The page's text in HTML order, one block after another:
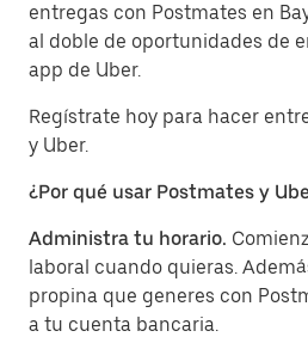
entregas con Postmates en
al doble de oportunidades de
app de Uber.
Regístrate hoy para hacer
y Uber.
¿Por qué usar Postmates y
Administra tu horario.
laboral cuando quieras.
propina que generes con
a tu cuenta bancaria.